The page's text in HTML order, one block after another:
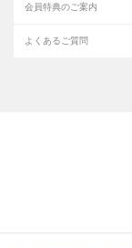
会員特典のご案内
よくあるご質問